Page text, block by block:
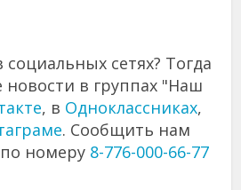
сетях? Тогда
в группах "Наш
, в Одноклассниках,
. Сообщить нам
номеру 8-776-000-66-77